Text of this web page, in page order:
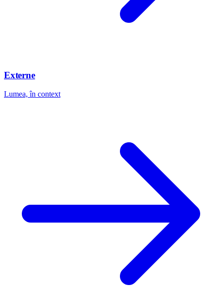
Externe
Lumea, în context